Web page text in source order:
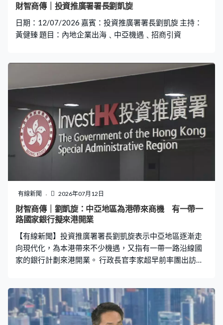
意經由香港出海的科企參與，「當中介紹很多海外市場開
展業務的一些關鍵問題，法律方面或打入不同市場的方法
會遇到甚麼問題，找員工、海外員工如
財智商傳｜投資推廣署署長劉凱旋
日期：12/07/2026 嘉賓：投資推廣署署長劉凱旋 主持：
黃健臻 題目：內地企業出海﹑中亞機遇﹑招商引資
有線新聞 2026年07月12日
財智商傳｜劉凱旋：中亞地區為港帶來商機 有一帶一
路國家銀行擬來港開業
【有線新聞】投資推廣署署長劉凱旋表示中亞地區逐漸走
向現代化，為本港帶來不少機遇，又指有一帶一路沿線國
家的銀行計劃來港開業。 行政長官李家超早前率團出訪中
的國有企業正尋求私有化，相信可以為本港帶來機遇，
「去年已有礦產資源公司在哈蕯克來了香港的港交所上
市，今年亦會陸續見到有中亞公司，可能以前是國有平台